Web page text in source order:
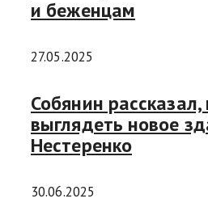
и беженцам
27.05.2025
Собянин рассказал,
выглядеть новое
Нестеренко
30.06.2025